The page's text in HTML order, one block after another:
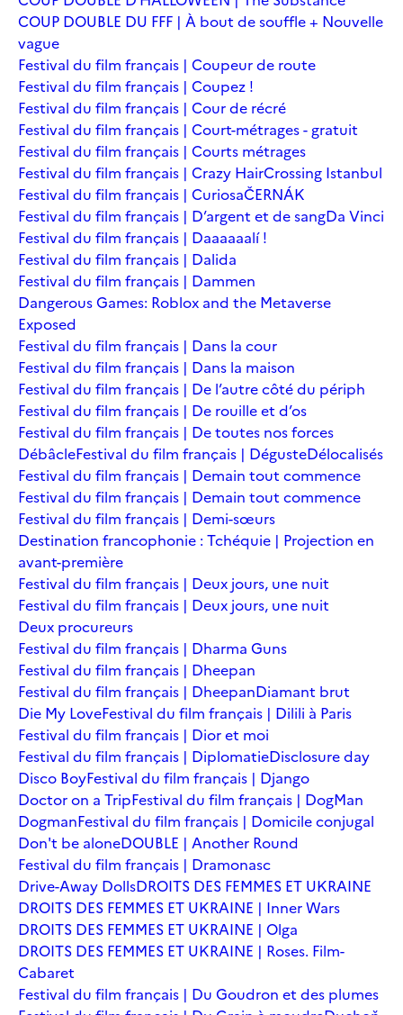
COUP DOUBLE DU FFF | À bout de souffle + Nouvelle
vague
Festival du film français | Coupeur de route
Festival du film français | Coupez !
Festival du film français | Cour de récré
Festival du film français | Court-métrages - gratuit
Festival du film français | Courts métrages
Festival du film français | Crazy HairCrossing Istanbul
Festival du film français | CuriosaČERNÁK
Festival du film français | D’argent et de sangDa Vinci
Festival du film français | Daaaaaalí !
Festival du film français | Dalida
Festival du film français | Dammen
Dangerous Games: Roblox and the Metaverse
Exposed
Festival du film français | Dans la cour
Festival du film français | Dans la maison
Festival du film français | De l’autre côté du périph
Festival du film français | De rouille et d’os
Festival du film français | De toutes nos forces
DébâcleFestival du film français | DégusteDélocalisés
Festival du film français | Demain tout commence
Festival du film français | Demain tout commence
Festival du film français | Demi-sœurs
Destination francophonie : Tchéquie | Projection en
avant-première
Festival du film français | Deux jours, une nuit
Festival du film français | Deux jours, une nuit
Deux procureurs
Festival du film français | Dharma Guns
Festival du film français | Dheepan
Festival du film français | DheepanDiamant brut
Die My LoveFestival du film français | Dilili à Paris
Festival du film français | Dior et moi
Festival du film français | DiplomatieDisclosure day
Disco BoyFestival du film français | Django
Doctor on a TripFestival du film français | DogMan
DogmanFestival du film français | Domicile conjugal
Don't be aloneDOUBLE | Another Round
Festival du film français | Dramonasc
Drive-Away DollsDROITS DES FEMMES ET UKRAINE
DROITS DES FEMMES ET UKRAINE | Inner Wars
DROITS DES FEMMES ET UKRAINE | Olga
DROITS DES FEMMES ET UKRAINE | Roses. Film-
Cabaret
Festival du film français | Du Goudron et des plumes